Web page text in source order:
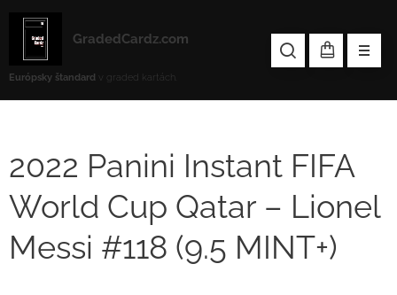
GradedCardz.com
Európsky štandard v graded kartách.
2022 Panini Instant FIFA
World Cup Qatar – Lionel
Messi #118 (9.5 MINT+)